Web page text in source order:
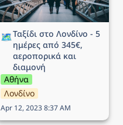
🗺️Ταξίδι στο Λονδίνο - 5
ημέρες από 345€,
αεροπορικά και
διαμονή
Αθήνα
Λονδίνο
Apr 12, 2023 8:37 AM